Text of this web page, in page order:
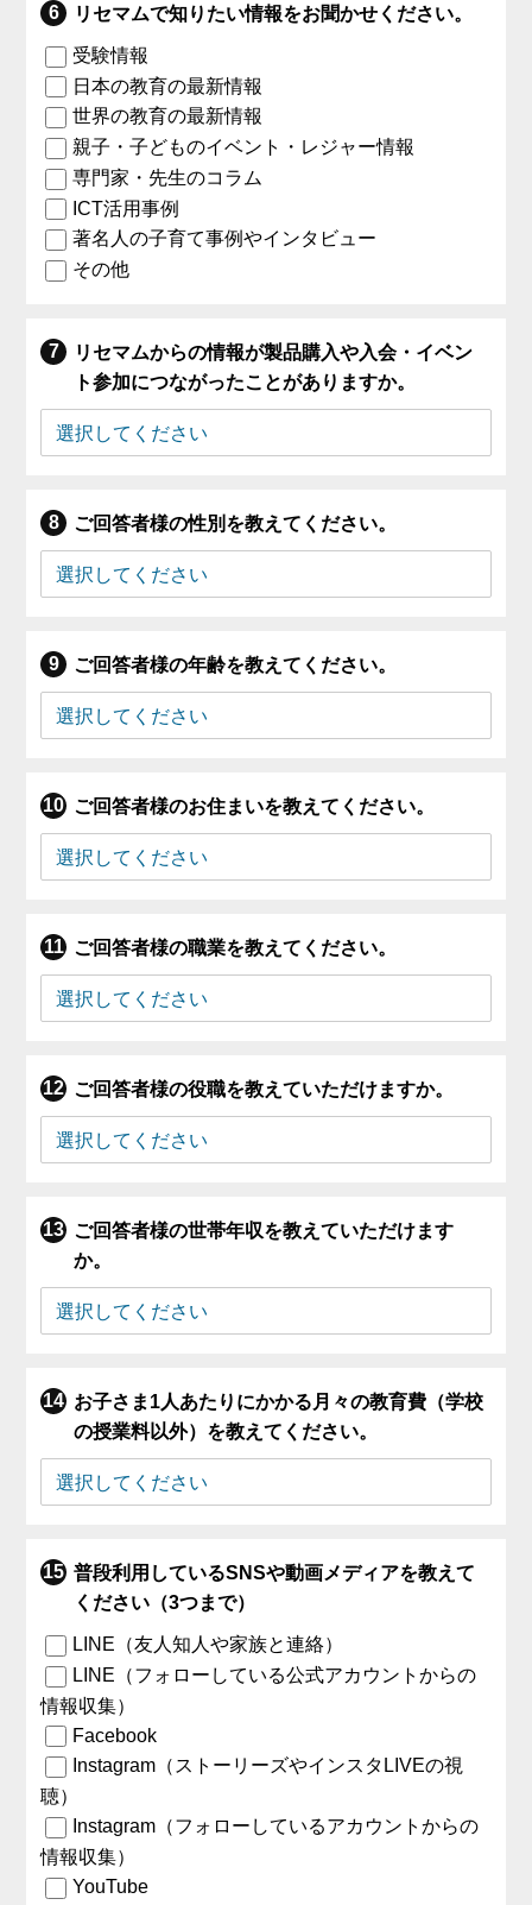
リセマムで知りたい情報をお聞かせください。
受験情報
日本の教育の最新情報
世界の教育の最新情報
親子・子どものイベント・レジャー情報
専門家・先生のコラム
ICT活用事例
著名人の子育て事例やインタビュー
その他
リセマムからの情報が製品購入や入会・イベン
ト参加につながったことがありますか。
ご回答者様の性別を教えてください。
ご回答者様の年齢を教えてください。
ご回答者様のお住まいを教えてください。
ご回答者様の職業を教えてください。
ご回答者様の役職を教えていただけますか。
ご回答者様の世帯年収を教えていただけます
か。
お子さま1人あたりにかかる月々の教育費（学校
の授業料以外）を教えてください。
普段利用しているSNSや動画メディアを教えて
ください（3つまで）
LINE（友人知人や家族と連絡）
LINE（フォローしている公式アカウントからの
情報収集）
Facebook
Instagram（ストーリーズやインスタLIVEの視
聴）
Instagram（フォローしているアカウントからの
情報収集）
YouTube